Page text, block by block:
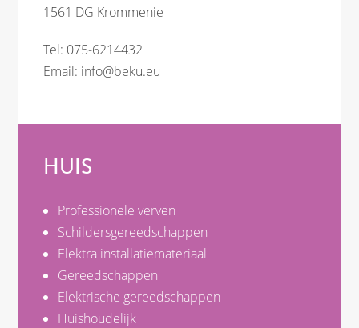
1561 DG Krommenie
Tel: 075-6214432
Email: info@beku.eu
HUIS
Professionele verven
Schildersgereedschappen
Elektra installatiemateriaal
Gereedschappen
Elektrische gereedschappen
Huishoudelijk